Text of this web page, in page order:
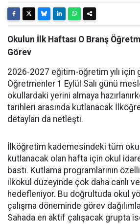
Okulun İlk Haftası O Branş
Görev
2026-2027 eğitim-öğretim yılı için
Öğretmenler 1 Eylül Salı günü
okullardaki yerini almaya
tarihleri arasında kutlanacak
detayları da netleşti.
İlköğretim kademesindeki tüm
kutlanacak olan hafta için okul
bastı. Kutlama programlarının
ilkokul düzeyinde çok daha canlı
hedefleniyor. Bu doğrultuda okul
çalışma döneminde görev
Sahada en aktif çalışacak grupta